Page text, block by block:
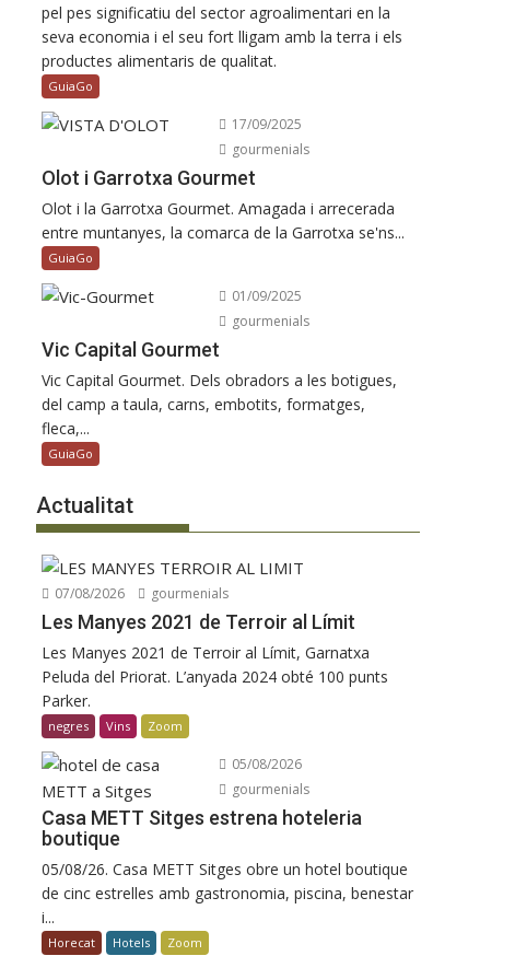
pel pes significatiu del sector agroalimentari en la
seva economia i el seu fort lligam amb la terra i els
productes alimentaris de qualitat.
GuiaGo
17/09/2025
gourmenials
Olot i Garrotxa Gourmet
Olot i la Garrotxa Gourmet. Amagada i arrecerada
entre muntanyes, la comarca de la Garrotxa se'ns...
GuiaGo
01/09/2025
gourmenials
Vic Capital Gourmet
Vic Capital Gourmet. Dels obradors a les botigues,
del camp a taula, carns, embotits, formatges,
fleca,...
GuiaGo
Actualitat
07/08/2026 gourmenials
Les Manyes 2021 de Terroir al Límit
Les Manyes 2021 de Terroir al Límit, Garnatxa
Peluda del Priorat. L’anyada 2024 obté 100 punts
Parker.
negres Vins Zoom
05/08/2026
gourmenials
Casa METT Sitges estrena hoteleria
boutique
05/08/26. Casa METT Sitges obre un hotel boutique
de cinc estrelles amb gastronomia, piscina, benestar
i...
Horecat Hotels Zoom